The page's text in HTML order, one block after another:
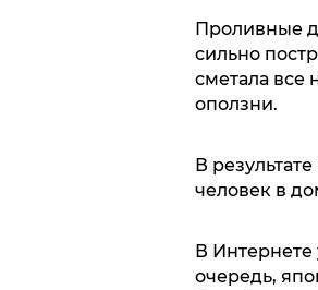
Проливные
сильно
сметала все
оползни.
В
человек в
В
очередь,